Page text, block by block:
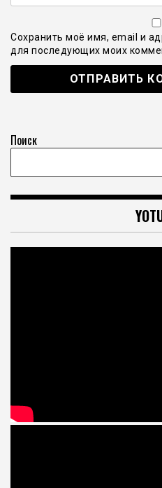
Сохранить моё имя, email и
для последующих моих
Поиск